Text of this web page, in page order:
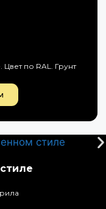
по RAL. Грунт